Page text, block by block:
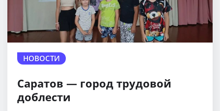
НОВОСТИ
Саратов — город трудовой
доблести